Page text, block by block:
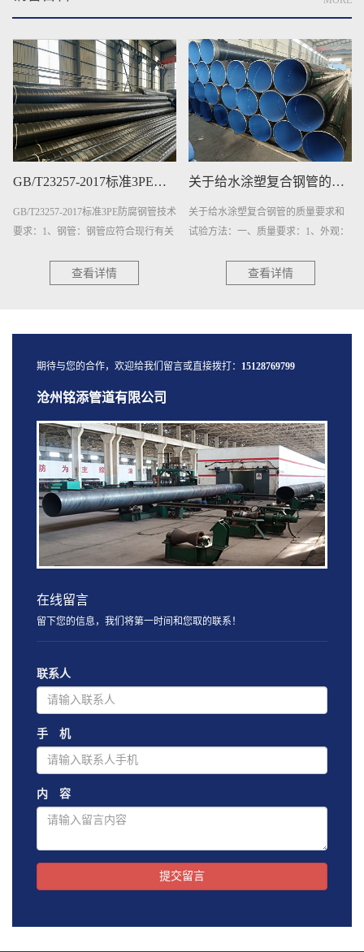
​GB/T23257-2017标准3PE防腐钢管技术要求
GB/T23257-2017标准3PE防腐钢管技术
要求：1、钢管：钢管应符合现行有关
有出厂合格证。2、应对钢···
查看详情
​关于给水涂塑复合钢管的质量要求和试验方···
关于给水涂塑复合钢管的质量要求和
试验方法：一、质量要求：1、外观：
滑、色泽均匀，无伤痕、针孔···
查看详情
期待与您的合作，欢迎给我们留言或直接拨打： 15128769799
沧州铭添管道有限公司
在线留言
留下您的信息，我们将第一时间和您取的联系！
联系人
手 机
内 容
提交留言